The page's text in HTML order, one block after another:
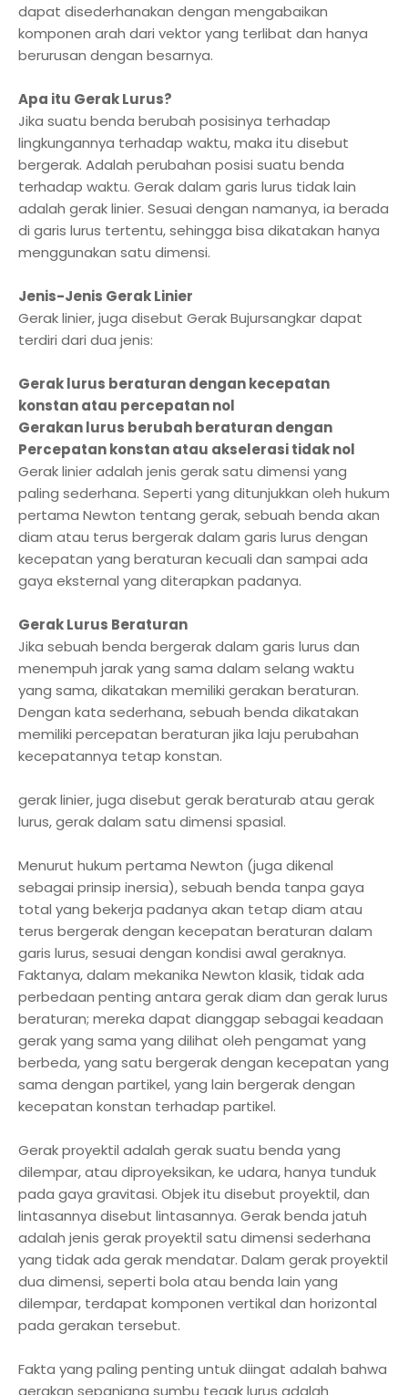
dapat disederhanakan dengan mengabaikan
komponen arah dari vektor yang terlibat dan hanya
berurusan dengan besarnya.
Apa itu Gerak Lurus?
Jika suatu benda berubah posisinya terhadap
lingkungannya terhadap waktu, maka itu disebut
bergerak. Adalah perubahan posisi suatu benda
terhadap waktu. Gerak dalam garis lurus tidak lain
adalah gerak linier. Sesuai dengan namanya, ia berada
di garis lurus tertentu, sehingga bisa dikatakan hanya
menggunakan satu dimensi.
Jenis-Jenis Gerak Linier
Gerak linier, juga disebut Gerak Bujursangkar dapat
terdiri dari dua jenis:
Gerak lurus beraturan dengan kecepatan
konstan atau percepatan nol
Gerakan lurus berubah beraturan dengan
Percepatan konstan atau akselerasi tidak nol
Gerak linier adalah jenis gerak satu dimensi yang
paling sederhana. Seperti yang ditunjukkan oleh hukum
pertama Newton tentang gerak, sebuah benda akan
diam atau terus bergerak dalam garis lurus dengan
kecepatan yang beraturan kecuali dan sampai ada
gaya eksternal yang diterapkan padanya.
Gerak Lurus Beraturan
Jika sebuah benda bergerak dalam garis lurus dan
menempuh jarak yang sama dalam selang waktu
yang sama, dikatakan memiliki gerakan beraturan.
Dengan kata sederhana, sebuah benda dikatakan
memiliki percepatan beraturan jika laju perubahan
kecepatannya tetap konstan.
gerak linier, juga disebut gerak beraturab atau gerak
lurus, gerak dalam satu dimensi spasial.
Menurut hukum pertama Newton (juga dikenal
sebagai prinsip inersia), sebuah benda tanpa gaya
total yang bekerja padanya akan tetap diam atau
terus bergerak dengan kecepatan beraturan dalam
garis lurus, sesuai dengan kondisi awal geraknya.
Faktanya, dalam mekanika Newton klasik, tidak ada
perbedaan penting antara gerak diam dan gerak lurus
beraturan; mereka dapat dianggap sebagai keadaan
gerak yang sama yang dilihat oleh pengamat yang
berbeda, yang satu bergerak dengan kecepatan yang
sama dengan partikel, yang lain bergerak dengan
kecepatan konstan terhadap partikel.
Gerak proyektil adalah gerak suatu benda yang
dilempar, atau diproyeksikan, ke udara, hanya tunduk
pada gaya gravitasi. Objek itu disebut proyektil, dan
lintasannya disebut lintasannya. Gerak benda jatuh
adalah jenis gerak proyektil satu dimensi sederhana
yang tidak ada gerak mendatar. Dalam gerak proyektil
dua dimensi, seperti bola atau benda lain yang
dilempar, terdapat komponen vertikal dan horizontal
pada gerakan tersebut.
Fakta yang paling penting untuk diingat adalah bahwa
gerakan sepanjang sumbu tegak lurus adalah